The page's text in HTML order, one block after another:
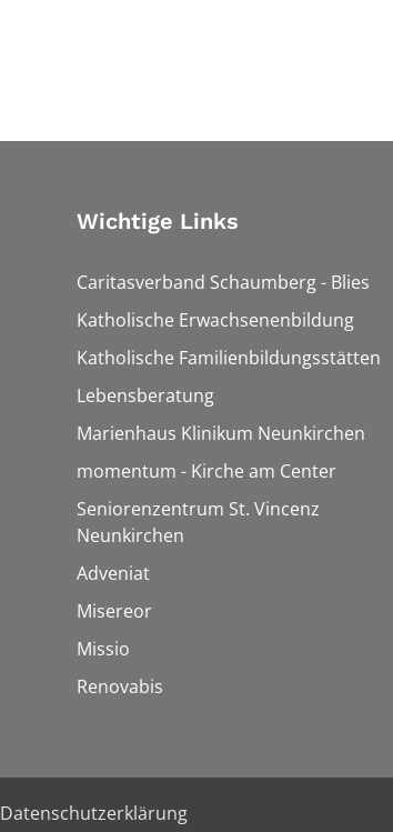
Wichtige Links
Caritasverband Schaumberg - Blies
Katholische Erwachsenenbildung
Katholische Familienbildungsstätten
Lebensberatung
Marienhaus Klinikum Neunkirchen
momentum - Kirche am Center
Seniorenzentrum St. Vincenz
Neunkirchen
Adveniat
Misereor
Missio
Renovabis
Datenschutzerklärung